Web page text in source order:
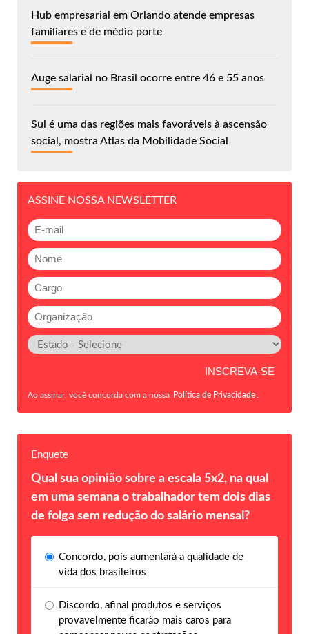
Hub empresarial em Orlando atende empresas
familiares e de médio porte
Auge salarial no Brasil ocorre entre 46 e 55 anos
Sul é uma das regiões mais favoráveis à ascensão
social, mostra Atlas da Mobilidade Social
ASSINE NOSSA NEWSLETTER
Ao assinar, você concorda com a nossa Política de Privacidade
Enquete
Qual sua opinião sobre a escala 5x2, na qual
em uma semana o trabalhador tem dois dias
de folga sem redução do salário mensal?
Concordo, pois aumentará a qualidade de
vida dos brasileiros
Discordo, afinal produtos e serviços
provavelmente ficarão mais caros para